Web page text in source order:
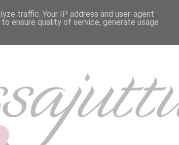
traffic. Your IP address and user-agent
ensure quality of service, generate usage